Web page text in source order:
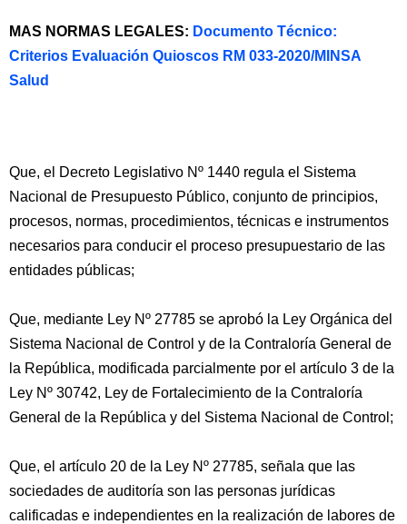
MAS NORMAS LEGALES: Documento Técnico:
Criterios Evaluación Quioscos RM 033-2020/MINSA
Salud
Que, el Decreto Legislativo Nº 1440 regula el Sistema
Nacional de Presupuesto Público, conjunto de principios,
procesos, normas, procedimientos, técnicas e instrumentos
necesarios para conducir el proceso presupuestario de las
entidades públicas;
Que, mediante Ley Nº 27785 se aprobó la Ley Orgánica del
Sistema Nacional de Control y de la Contraloría General de
la República, modificada parcialmente por el artículo 3 de la
Ley Nº 30742, Ley de Fortalecimiento de la Contraloría
General de la República y del Sistema Nacional de Control;
Que, el artículo 20 de la Ley Nº 27785, señala que las
sociedades de auditoría son las personas jurídicas
calificadas e independientes en la realización de labores de